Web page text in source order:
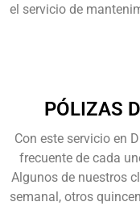
el servicio de
PÓLIZAS
Con este servicio en
frecuente de cada
Algunos de nuestros
semanal, otros